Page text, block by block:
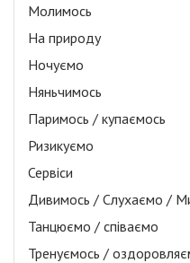
Молимось
На природу
Ночуємо
Няньчимось
Паримось / купаємось
Ризикуємо
Сервіси
Дивимось / Слухаємо /
Танцюємо / співаємо
Тренуємось /